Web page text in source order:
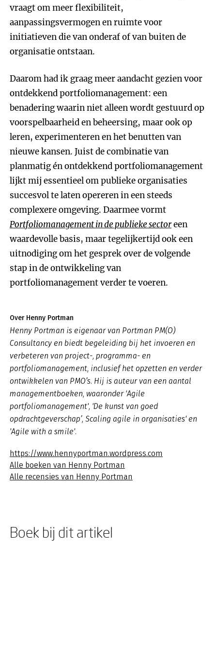
vraagt om meer flexibiliteit,
aanpassingsvermogen en ruimte voor
initiatieven die van onderaf of van buiten de
organisatie ontstaan.
Daarom had ik graag meer aandacht gezien voor
ontdekkend portfoliomanagement: een
benadering waarin niet alleen wordt gestuurd op
voorspelbaarheid en beheersing, maar ook op
leren, experimenteren en het benutten van
nieuwe kansen. Juist de combinatie van
planmatig én ontdekkend portfoliomanagement
lijkt mij essentieel om publieke organisaties
succesvol te laten opereren in een steeds
complexere omgeving. Daarmee vormt
Portfoliomanagement in de publieke sectoreen
waardevolle basis, maar tegelijkertijd ook een
uitnodiging om het gesprek over de volgende
stap in de ontwikkeling van
portfoliomanagement verder te voeren.
Over Henny Portman
Henny Portman is eigenaar van Portman PM(O)
Consultancy en biedt begeleiding bij het invoeren en
verbeteren van project-, programma- en
portfoliomanagement, inclusief het opzetten en verder
ontwikkelen van PMO’s. Hij is auteur van een aantal
managementboeken, waaronder 'Agile
portfoliomanagement', 'De kunst van goed
opdrachtgeverschap’, Scaling agile in organisaties' en
'Agile with a smile'.
https://www.hennyportman.wordpress.com
Alle boeken van Henny Portman
Alle recensies van Henny Portman
Boek bij dit artikel